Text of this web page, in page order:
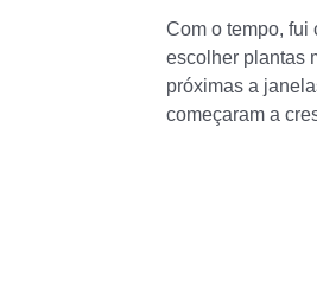
Com o tempo, fui
escolher plantas
próximas a
começaram a